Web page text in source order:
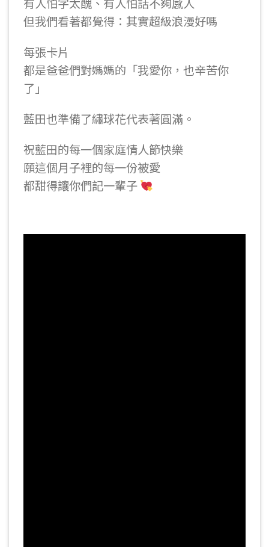
但我們看著都覺得：其實超級浪漫好嗎
每張卡片
都是爸爸們對媽媽的「我愛你，也辛苦你
了」
藍田也準備了繡球花代表著圓滿。
祝藍田的每一個家庭情人節快樂
願這個月子裡的每一份被愛
都甜得讓你們記一輩子